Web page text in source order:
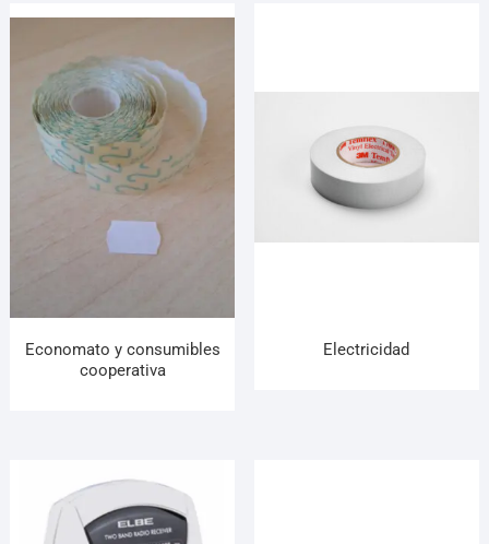
Economato y consumibles
cooperativa
Electricidad